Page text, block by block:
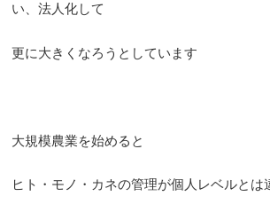
い、法人化して
更に大きくなろうとしています
大規模農業を始めると
ヒト・モノ・カネの管理が個人レベルとは